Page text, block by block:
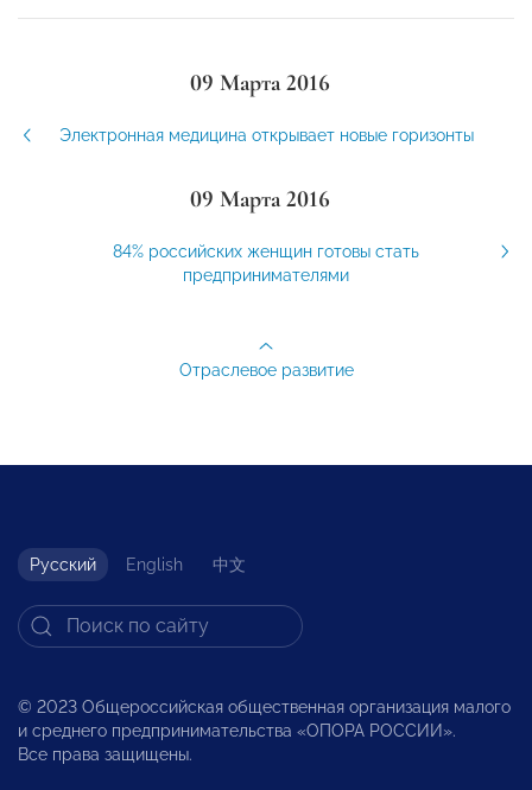
09 Марта 2016
Электронная медицина открывает новые горизонты
09 Марта 2016
84% российских женщин готовы стать
предпринимателями
Отраслевое развитие
Русский English 中文
© 2023 Общероссийская общественная организация малого
и среднего предпринимательства «ОПОРА РОССИИ».
Все права защищены.